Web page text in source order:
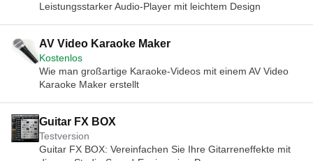
Leistungsstarker Audio-Player mit leichtem Design
AV Video Karaoke Maker
Kostenlos
Wie man großartige Karaoke-Videos mit einem AV Video
Karaoke Maker erstellt
Guitar FX BOX
Testversion
Guitar FX BOX: Vereinfachen Sie Ihre Gitarreneffekte mit